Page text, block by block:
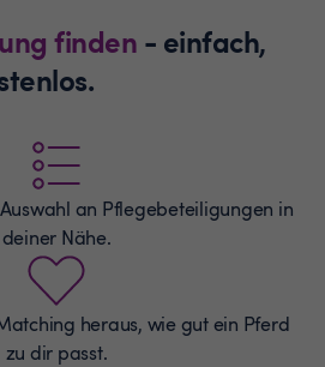
finden - einfach,
an Pflegebeteiligungen in
deiner Nähe.
heraus, wie gut ein Pferd
zu dir passt.